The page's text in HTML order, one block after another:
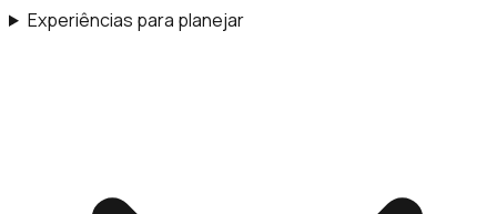
Experiências para planejar